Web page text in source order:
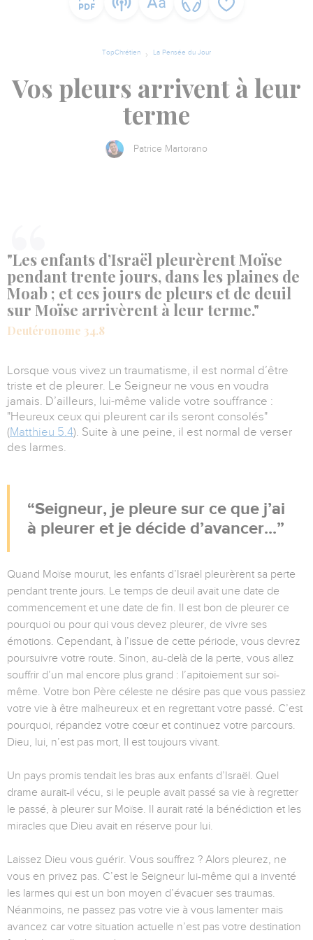
TopChrétien La Pensée du Jour
Vos pleurs arrivent à leur
terme
Patrice Martorano
"Les enfants d’Israël pleurèrent Moïse
pendant trente jours, dans les plaines de
Moab ; et ces jours de pleurs et de deuil
sur Moïse arrivèrent à leur terme."
Deutéronome 34.8
Lorsque vous vivez un traumatisme, il est normal d’être
triste et de pleurer. Le Seigneur ne vous en voudra
jamais. D’ailleurs, lui-même valide votre souffrance :
"Heureux ceux qui pleurent car ils seront consolés"
(Matthieu 5.4). Suite à une peine, il est normal de verser
des larmes.
Seigneur, je pleure sur ce que j’ai
à pleurer et je décide d’avancer...
Quand Moïse mourut, les enfants d’Israël pleurèrent sa perte
pendant trente jours. Le temps de deuil avait une date de
commencement et une date de fin. Il est bon de pleurer ce
pourquoi ou pour qui vous devez pleurer, de vivre ses
émotions. Cependant, à l’issue de cette période, vous devrez
poursuivre votre route. Sinon, au-delà de la perte, vous allez
souffrir d’un mal encore plus grand : l’apitoiement sur soi-
même. Votre bon Père céleste ne désire pas que vous passiez
votre vie à être malheureux et en regrettant votre passé. C’est
pourquoi, répandez votre cœur et continuez votre parcours.
Dieu, lui, n’est pas mort, Il est toujours vivant.
Un pays promis tendait les bras aux enfants d’Israël. Quel
drame aurait-il vécu, si le peuple avait passé sa vie à regretter
le passé, à pleurer sur Moïse. Il aurait raté la bénédiction et les
miracles que Dieu avait en réserve pour lui.
Laissez Dieu vous guérir. Vous souffrez ? Alors pleurez, ne
vous en privez pas. C’est le Seigneur lui-même qui a inventé
les larmes qui est un bon moyen d’évacuer ses traumas.
Néanmoins, ne passez pas votre vie à vous lamenter mais
avancez car votre situation actuelle n’est pas votre destination